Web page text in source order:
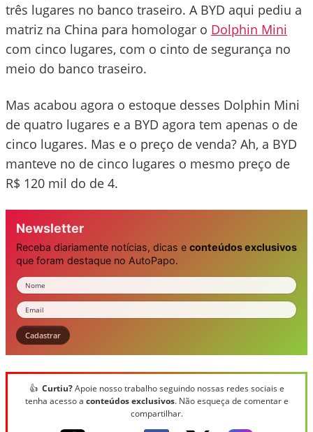
três lugares no banco traseiro. A BYD aqui pediu a
matriz na China para homologar o Dolphin Mini
com cinco lugares, com o cinto de segurança no
meio do banco traseiro.
Mas acabou agora o estoque desses Dolphin Mini
de quatro lugares e a BYD agora tem apenas o de
cinco lugares. Mas e o preço de venda? Ah, a BYD
manteve no de cinco lugares o mesmo preço de
R$ 120 mil do de 4.
Newsletter
Receba diariamente notícias, dicas e conteúdos exclusivos
que foram destaque no AutoPapo.
Nome
Email
Cadastrar
👍 Curtiu?Apoie nosso trabalho seguindo nossas redes sociais e
tenha acesso a conteúdos exclusivos. Não esqueça de comentar e
compartilhar.